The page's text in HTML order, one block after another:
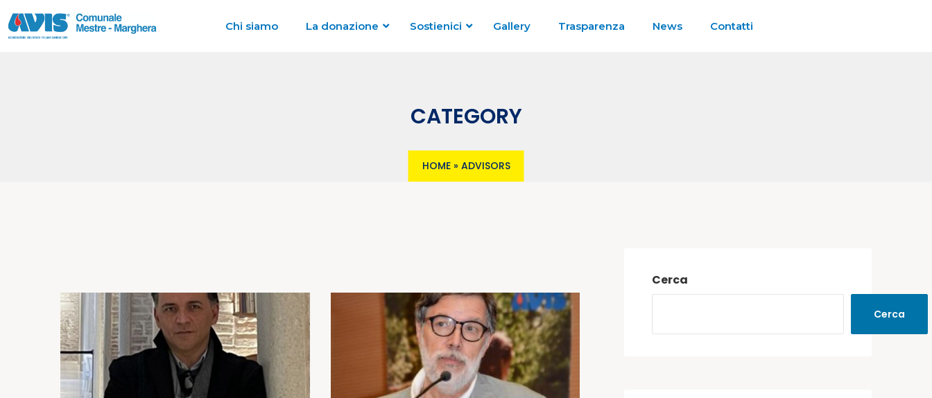
Chi siamo La donazione Sostienici Gallery Trasparenza News Contatti
CATEGORY
HOME» ADVISORS
Cerca
Cerca